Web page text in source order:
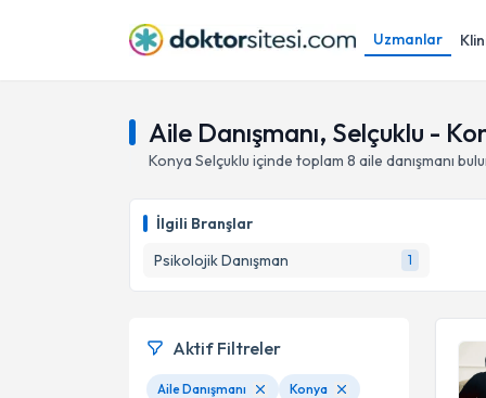
Uzmanlar
Aile Danışmanı, Selçuklu -
Konya Selçuklu içinde toplam 8 aile danışmanı
İlgili Branşlar
Psikolojik Danışman
1
Aktif Filtreler
Aile Danışmanı
Konya